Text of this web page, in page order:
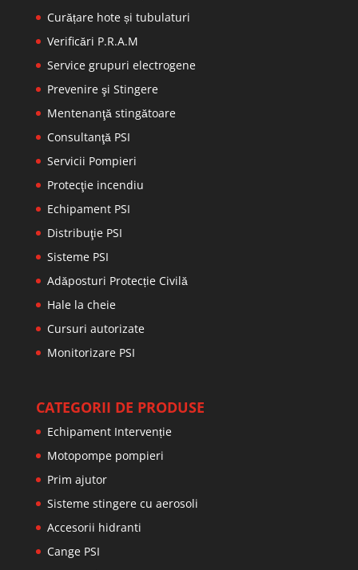
Curățare hote și tubulaturi
Verificări P.R.A.M
Service grupuri electrogene
Prevenire şi Stingere
Mentenanţă stingătoare
Consultanţă PSI
Servicii Pompieri
Protecţie incendiu
Echipament PSI
Distribuţie PSI
Sisteme PSI
Adăposturi Protecție Civilă
Hale la cheie
Cursuri autorizate
Monitorizare PSI
CATEGORII DE PRODUSE
Echipament Intervenție
Motopompe pompieri
Prim ajutor
Sisteme stingere cu aerosoli
Accesorii hidranti
Cange PSI